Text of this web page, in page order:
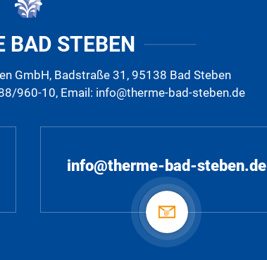
BAD STEBEN
GmbH, Badstraße 31, 95138 Bad Steben
960-10, Email: info@therme-bad-steben.de
info@therme-bad-steben.de